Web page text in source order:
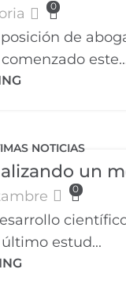
0
de
NOTICIAS
un
0
estud...